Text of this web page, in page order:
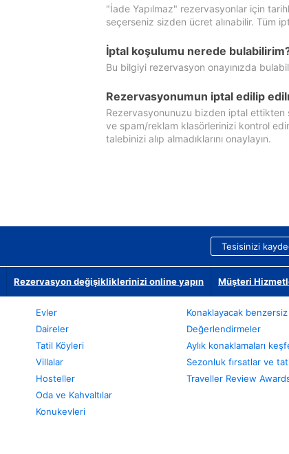
"İade Yapılmaz" rezervasyonlar için
seçerseniz sizden ücret alınabilir. Tüm
İptal koşulumu nerede
Bu bilgiyi rezervasyon onayınızda
Rezervasyonumun iptal edilip
Rezervasyonunuzu bizden iptal ettikten
ve spam/reklam klasörlerinizi kontrol
talebinizi alıp almadıklarını onaylayın.
Tesisinizi
Rezervasyon değişikliklerinizi online yapın Müşteri
Evler
Daireler
Tatil Köyleri
Villalar
Hosteller
Oda ve Kahvaltılar
Konukevleri
Konaklayacak
Değerlendirmeler
Aylık konaklamaları
Sezonluk fırsatlar ve
Traveller Review